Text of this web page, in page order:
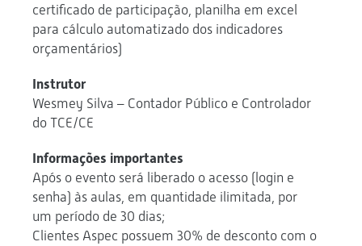
certificado de participação, planilha em excel
para cálculo automatizado dos indicadores
orçamentários)
Instrutor
Wesmey Silva – Contador Público e Controlador
do TCE/CE
Informações importantes
Após o evento será liberado o acesso (login e
senha) às aulas, em quantidade ilimitada, por
um período de 30 dias;
Clientes Aspec possuem 30% de desconto com o